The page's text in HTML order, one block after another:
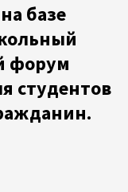
базе
форум
студентов